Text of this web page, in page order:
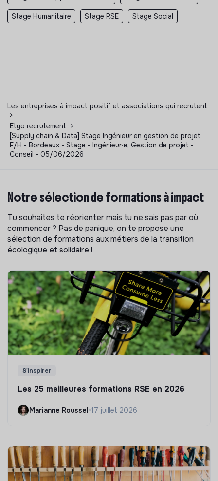
Stage Humanitaire Stage RSE Stage Social
Les entreprises à impact positif et associations qui recrutent
>
Etyo recrutement
>
[Supply chain & Data] Stage Ingénieur en gestion de projet
F/H - Bordeaux - Stage - Ingénieur⸱e, Gestion de projet -
Conseil - 05/06/2026
Notre sélection de formations à impact
Tu souhaites te réorienter mais tu ne sais pas par où
commencer ? Pas de panique, on te propose une
sélection de formations aux métiers de la transition
écologique et solidaire !
S'inspirer
Les 25 meilleures formations RSE en 2026
Marianne Roussel•17 juillet 2026